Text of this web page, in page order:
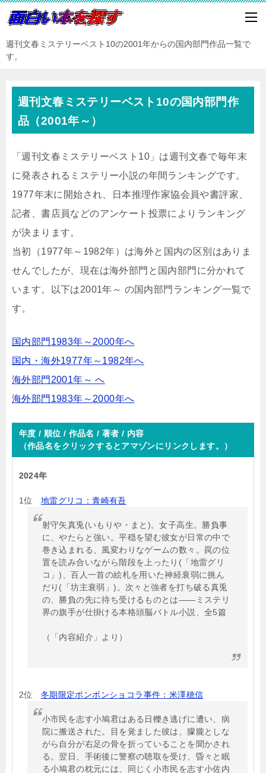
週刊文春ミステリーベスト10の2001年からの国内部門作品一覧で
す。
週刊文春ミステリーベスト10の国内部門作
品（2001年～）
「週刊文春ミステリーベスト10」は週刊文春で毎年末
に発表されるミステリー小説の年間ランキングです。
1977年末に開始され、日本推理作家協会員や書評家、
記者、書店員などのアンケート投票によりランキング
が決まります。
当初（1977年～1982年）は海外と国内の区別はありま
せんでしたが、現在は海外部門と国内部門に分かれて
います。以下は2001年～ の国内部門ランキング一覧で
す。
国内部門1983年～2000年へ
国内・海外1977年～1982年へ
海外部門2001年～ へ
海外部門1983年～2000年へ
年度 / 順位 / 作品名 / 著者 / 内容
（作品名をクリックするとアマゾンにリンクします。）
2024年
1位 地雷グリコ：青崎有吾
射守矢真兎(いもりや・まと)。女子高生。勝負事
に、やたらと強い。平穏を望む彼女が日常の中で
巻き込まれる、風変わりなゲームの数々。罠の位
置を読み合いながら階段を上ったり(「地雷グリ
コ」)、百人一首の絵札を用いた神経衰弱に挑ん
だり(「坊主衰弱」)。次々と強者を打ち破る真兎
の、勝負の先に待ち受けるものとは――ミステリ
界の旗手が仕掛ける本格頭脳バトル小説、全5篇
（「内容紹介」より）
2位 冬期限定ボンボンショコラ事件：米澤穂信
小市民を志す小鳩君はある日轢き逃げに遭い、病
院に搬送された。目を覚ました彼は、朦朧としな
がら自分が右足の骨を折っていることを聞かされ
る。翌日、手術後に警察の聴取を受け、昏々と眠
る小鳩君の枕元には、同じく小市民を志す小佐内